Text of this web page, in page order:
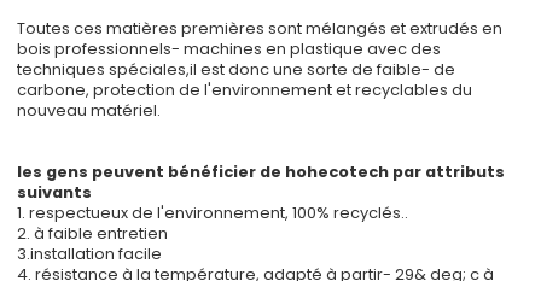
Toutes ces matières premières sont mélangés et extrudés en
bois professionnels- machines en plastique avec des
techniques spéciales,il est donc une sorte de faible- de
carbone, protection de l'environnement et recyclables du
nouveau matériel.
les gens peuvent bénéficier de hohecotech par attributs
suivants
1. respectueux de l'environnement, 100% recyclés..
2. à faible entretien
3.installation facile
4. résistance à la température, adapté à partir- 29& deg; c à